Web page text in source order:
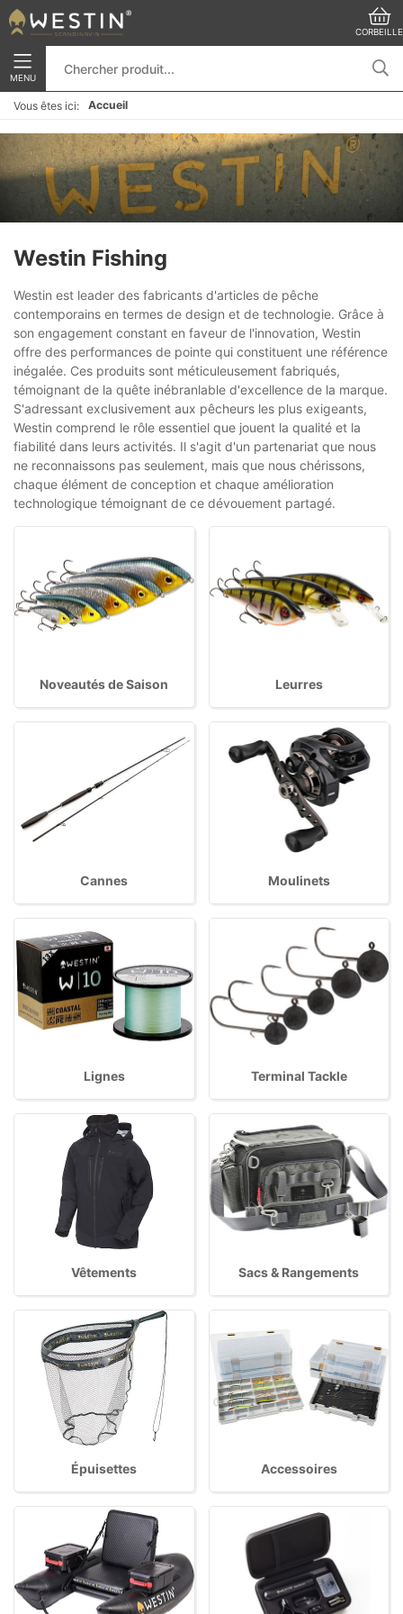
CORBEILLE
MENU
Vous êtes ici: Accueil
Westin Fishing
Westin est leader des fabricants d'articles de pêche
contemporains en termes de design et de technologie. Grâce à
son engagement constant en faveur de l'innovation, Westin
offre des performances de pointe qui constituent une référence
inégalée. Ces produits sont méticuleusement fabriqués,
témoignant de la quête inébranlable d'excellence de la marque.
S'adressant exclusivement aux pêcheurs les plus exigeants,
Westin comprend le rôle essentiel que jouent la qualité et la
fiabilité dans leurs activités. Il s'agit d'un partenariat que nous
ne reconnaissons pas seulement, mais que nous chérissons,
chaque élément de conception et chaque amélioration
technologique témoignant de ce dévouement partagé.
Noveautés de Saison Leurres
Cannes Moulinets
Lignes Terminal Tackle
Vêtements Sacs & Rangements
Épuisettes Accessoires